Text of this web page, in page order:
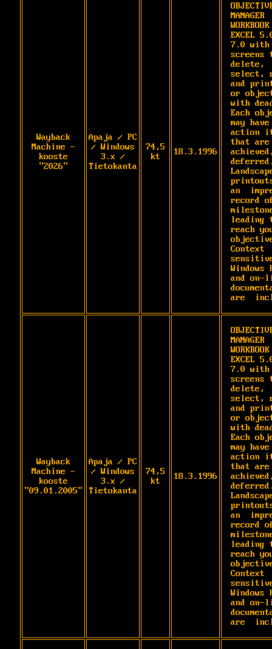
Wayback
Machine -
kooste
"2026"
Apaja / PC
/ Windows
3.x /
Tietokanta
74,5
kt
18.3.1996
MANAGER
EXCEL
7.0
screens
delete,
select,
and
or
with
Each
may have
action
that are
an
record
leading
reach
Context
Windows
and on-
are
Wayback
Machine -
kooste
"09.01.2005"
Apaja / PC
/ Windows
3.x /
Tietokanta
74,5
kt
18.3.1996
MANAGER
EXCEL
7.0
screens
delete,
select,
and
or
with
Each
may have
action
that are
an
record
leading
reach
Context
Windows
and on-
are